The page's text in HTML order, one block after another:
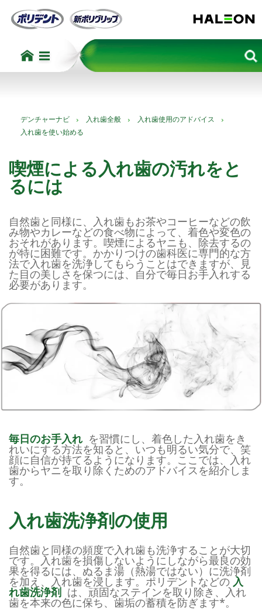
デンチャーナビ 入れ歯全般
入れ歯使用のアドバイス
入れ歯を使い始める
喫煙による入れ歯の汚れをと
るには
自然歯と同様に、入れ歯もお茶やコーヒーなどの飲
み物やカレーなどの食べ物によって、着色や変色の
おそれがあります。喫煙によるヤニも、除去するの
が特に困難です。かかりつけの歯科医に専門的な方
法で入れ歯を洗浄してもらうことはできますが、見
た目の美しさを保つには、自分で毎日お手入れする
必要があります。
毎日のお手入れ を習慣にし、着色した入れ歯をき
れいにする方法を知ると、いつも明るい気分で、笑
顔に自信が持てるようになります。ここでは、入れ
歯からヤニを取り除くためのアドバイスを紹介しま
す。
入れ歯洗浄剤の使用
自然歯と同様の頻度で入れ歯も洗浄することが大切
です。入れ歯を損傷しないようにしながら最良の効
果を得るには、ぬるま湯（熱湯ではない）に洗浄剤
を加え、入れ歯を浸します。ポリデントなどの 入
れ歯洗浄剤は、頑固なステインを取り除き、入れ
歯を本来の色に保ち、歯垢の蓄積を防ぎます*。